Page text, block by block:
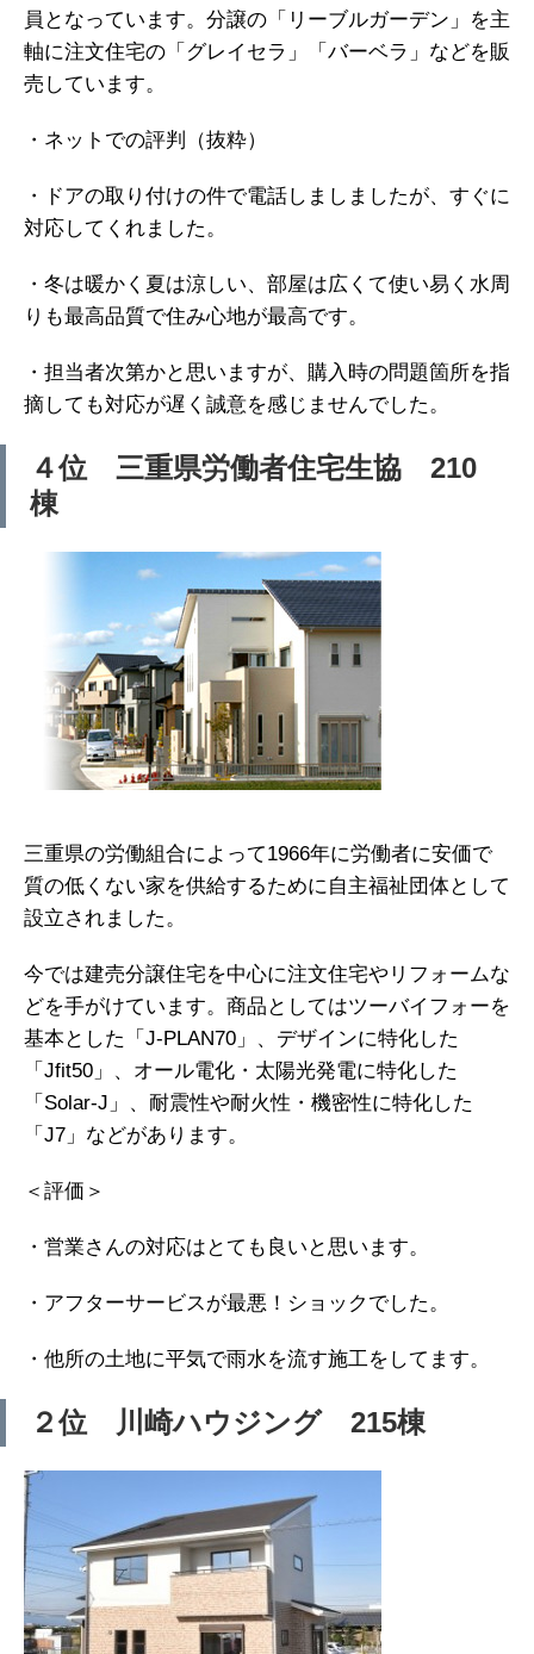
員となっています。分譲の「リーブルガーデン」を主
軸に注文住宅の「グレイセラ」「バーベラ」などを販
売しています。
・ネットでの評判（抜粋）
・ドアの取り付けの件で電話しましましたが、すぐに
対応してくれました。
・冬は暖かく夏は涼しい、部屋は広くて使い易く水周
りも最高品質で住み心地が最高です。
・担当者次第かと思いますが、購入時の問題箇所を指
摘しても対応が遅く誠意を感じませんでした。
４位 三重県労働者住宅生協 210
棟
三重県の労働組合によって1966年に労働者に安価で
質の低くない家を供給するために自主福祉団体として
設立されました。
今では建売分譲住宅を中心に注文住宅やリフォームな
どを手がけています。商品としてはツーバイフォーを
基本とした「J-PLAN70」、デザインに特化した
「Jfit50」、オール電化・太陽光発電に特化した
「Solar-J」、耐震性や耐火性・機密性に特化した
「J7」などがあります。
＜評価＞
・営業さんの対応はとても良いと思います。
・アフターサービスが最悪！ショックでした。
・他所の土地に平気で雨水を流す施工をしてます。
２位 川崎ハウジング 215棟